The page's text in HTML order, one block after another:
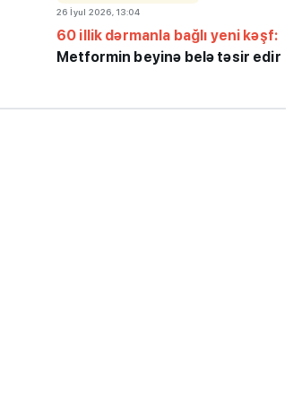
26 İyul 2026, 13:04
60 illik dərmanla bağlı yeni kəşf:
Metformin beyinə belə təsir edir